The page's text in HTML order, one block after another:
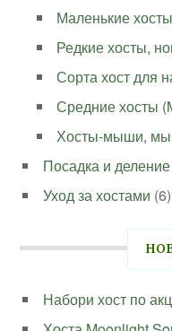
Маленькие
Редкие хосты,
Сорта хост для
Средние хосты
Хосты-мыши,
Посадка и деление
Уход за хостами (6)
Набори хост по